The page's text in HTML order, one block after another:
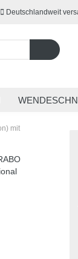
Deutschlandweit
Lieferland
mit